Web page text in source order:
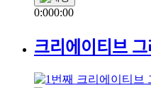
0:000:00
크리에이티브